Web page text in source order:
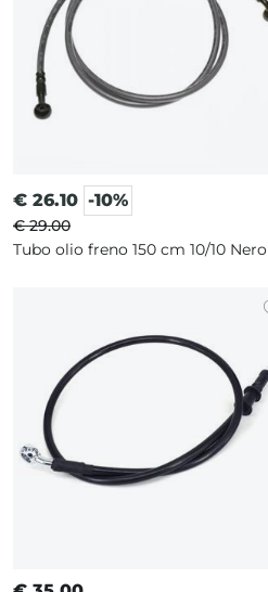
€ 26.10 -10%
€ 29.00
Tubo olio freno 150 cm 10/10 Nero